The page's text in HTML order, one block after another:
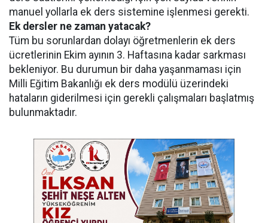
manuel yollarla ek ders sistemine işlenmesi gerekti.
Ek dersler ne zaman yatacak?
Tüm bu sorunlardan dolayı öğretmenlerin ek ders
ücretlerinin Ekim ayının 3. Haftasına kadar sarkması
bekleniyor. Bu durumun bir daha yaşanmaması için
Milli Eğitim Bakanlığı ek ders modülü üzerindeki
hataların giderilmesi için gerekli çalışmaları başlatmış
bulunmaktadır.